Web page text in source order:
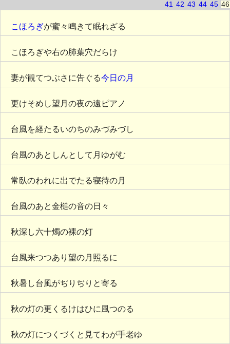
41 42 43 44 45 46
こほろぎが蜜々鳴きて眠れざる
こほろぎや右の肺葉穴だらけ
妻が観てつぶさに告ぐる今日の月
更けそめし望月の夜の遠ピアノ
台風を経たるいのちのみづみづし
台風のあとしんとして月ゆがむ
常臥のわれに出でたる寝待の月
台風のあと金槌の音の日々
秋深し六十燭の裸の灯
台風来つつあり望の月照るに
秋暑し台風がぢりぢりと寄る
秋の灯の更くるけはひに風つのる
秋の灯につくづくと見てわが手老ゆ